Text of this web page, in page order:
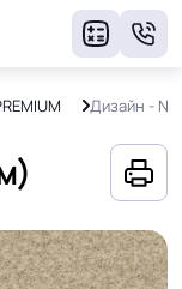
Дизайн -